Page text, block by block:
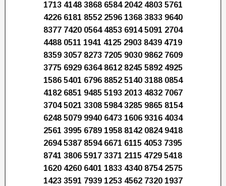
1713 4148 3868 6584 2042 4803 5761
4226 6181 8552 2596 1368 3833 9640
8377 7420 0564 4853 6914 5091 2704
4488 0511 1941 4125 2903 8439 4719
8359 3057 8273 7205 9030 9862 7609
3775 6929 6364 8612 8245 5892 4925
1586 5401 6796 8852 5140 3188 0854
4182 6851 9485 5193 2013 4832 7067
3704 5021 3308 5984 3285 9865 8154
6248 5079 9940 6473 1606 9316 4034
2561 3995 6789 1958 8142 0824 9418
2694 5387 8594 6671 6115 4053 7395
8741 3806 5917 3371 2115 4729 5418
1620 4260 6401 1833 4340 8754 2575
1423 3591 7939 1253 4562 7320 1937